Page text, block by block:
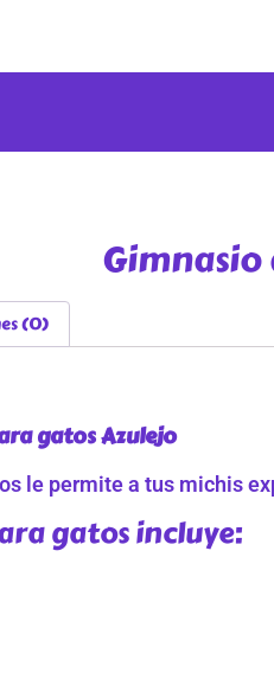
(0)
gatos Azulejo
le permite a tus michis
gatos incluye: